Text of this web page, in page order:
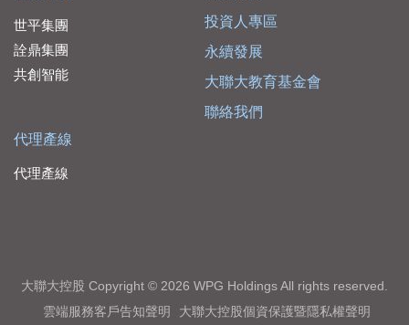
世平集團
詮鼎集團
共創智能
代理產線
代理產線
投資人專區
永續發展
大聯大教育基金會
聯絡我們
大聯大控股 Copyright © 2026 WPG Holdings All rights reserved.
雲端服務客戶告知聲明
大聯大控股個資保護暨隱私權聲明